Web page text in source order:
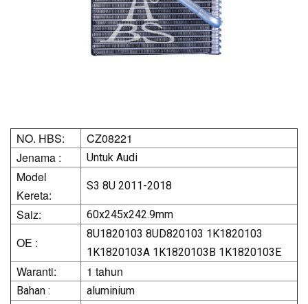
NO. HBS:
CZ08221
Jenama :
Untuk Audi
Model
Kereta:
S3 8U 2011-2018
Saiz: 60x245x242.9mm
OE :
8U1820103 8UD820103 1K1820103
1K1820103A 1K1820103B 1K1820103E
Waranti: 1 tahun
Bahan :
aluminium